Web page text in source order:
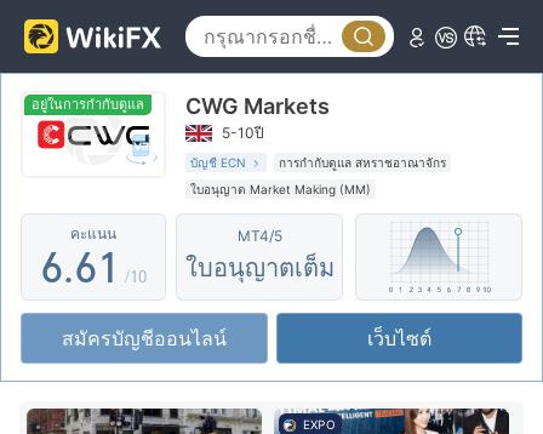
อยู่ในการกำกับดูแล CWG Markets
5-10ปี
บัญชี ECN
การกำกับดูแล สหราชอาณาจักร
ใบอนุญาต Market Making (MM)
ใบอนุญาต MT5 แบบเต็ม
ระวังความเสี่ยงอันตรายที่อาจจะซ่อนอยู่
การกำกับดูแลในต่างประเทศ
คะแนน
1
2
3
5
6
7
8
9
.
1
2
3
5
6
7
8
9
0
1
2
3
4
/10
MT4/5
ใบอนุญาตเต็ม
สมัครบัญชีออนไลน์ เว็บไซต์
EXPO